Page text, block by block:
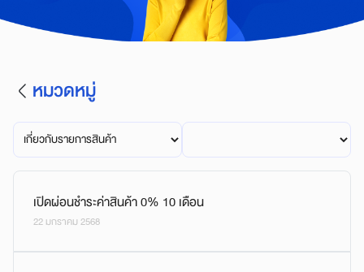
หมวดหมู่
เปิดผ่อนชำระค่าสินค้า 0% 10 เดือน
22 มกราคม 2568